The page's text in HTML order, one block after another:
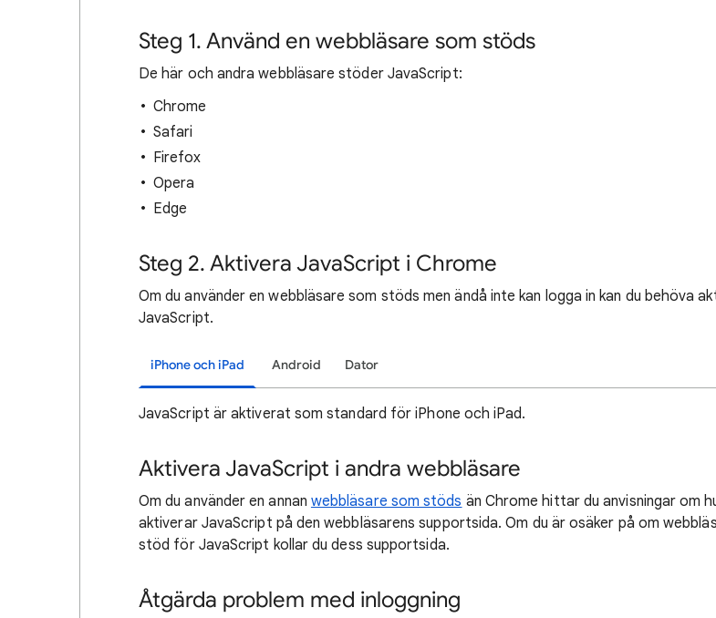
Steg 1. Använd en webbläsare som stöds
De här och andra webbläsare stöder JavaScript:
Chrome
Safari
Firefox
Opera
Edge
Steg 2. Aktivera JavaScript i Chrome
Om du använder en webbläsare som stöds men ändå inte kan logga in kan du behöva
JavaScript.
iPhone och iPad Android Dator
JavaScript är aktiverat som standard för iPhone och iPad.
Aktivera JavaScript i andra webbläsare
Om du använder en annan webbläsare som stöds än Chrome hittar du anvisningar om
aktiverar JavaScript på den webbläsarens supportsida. Om du är osäker på om
stöd för JavaScript kollar du dess supportsida.
Åtgärda problem med inloggning